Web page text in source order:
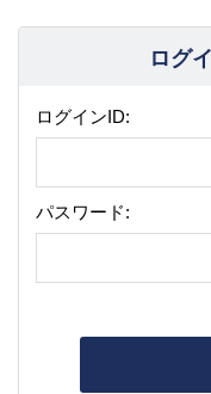
ログ
ログインID:
パスワード: